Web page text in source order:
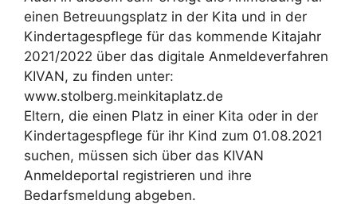
einen Betreuungsplatz in der Kita und in der
Kindertagespflege für das kommende Kitajahr
2021/2022 über das digitale Anmeldeverfahren
KIVAN, zu finden unter:
www.stolberg.meinkitaplatz.de
Eltern, die einen Platz in einer Kita oder in der
Kindertagespflege für ihr Kind zum 01.08.2021
suchen, müssen sich über das KIVAN
Anmeldeportal registrieren und ihre
Bedarfsmeldung abgeben.